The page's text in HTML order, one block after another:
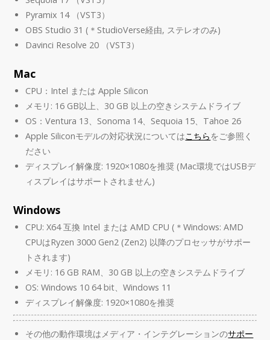
Pyramix 14 （VST3）
OBS Studio 31 (＊StudioVerse経由, ステレオのみ)
Davinci Resolve 20 （VST3）
Mac
CPU：Intel または Apple Silicon
メモリ: 16 GB以上、30 GB 以上の空きシステムドライブ
OS：Ventura 13、Sonoma 14、Sequoia 15、Tahoe 26
Apple Siliconモデルの対応状況についてはこちらをご参照く
ださい
ディスプレイ解像度: 1920×1080を推奨 (Mac環境ではUSBデ
ィスプレイはサポートされません)
Windows
CPU: X64 互換 Intel または AMD CPU (＊Windows: AMD
CPUはRyzen 3000 Gen2 (Zen2) 以降のプロセッサがサポー
トされます)
メモリ: 16 GB RAM、30 GB 以上の空きシステムドライブ
OS: Windows 10 64 bit、Windows 11
ディスプレイ解像度: 1920×1080を推奨
その他の動作環境はメディア・インテグレーションのサポー